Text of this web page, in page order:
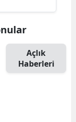
Açlık
Haberleri